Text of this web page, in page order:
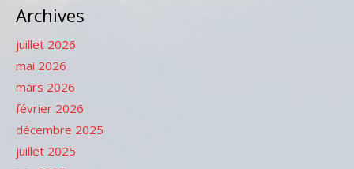
Archives
juillet 2026
mai 2026
mars 2026
février 2026
décembre 2025
juillet 2025